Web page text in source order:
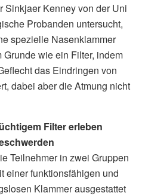
Sinkjaer Kenney von der Uni
Probanden untersucht,
spezielle Nasenklammer
wie ein Filter, indem
das Eindringen von
dabei aber die Atmung nicht
Filter erleben
Teilnehmer in zwei Gruppen
einer funktionsfähigen und
Klammer ausgestattet